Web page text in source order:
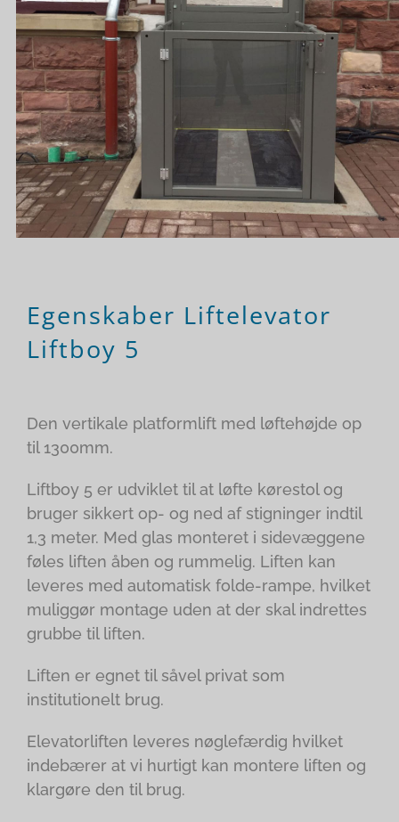
Egenskaber Liftelevator
Liftboy 5
Den vertikale platformlift med løftehøjde op
til 1300mm.
Liftboy 5 er udviklet til at løfte kørestol og
bruger sikkert op- og ned af stigninger indtil
1,3 meter. Med glas monteret i sidevæggene
føles liften åben og rummelig. Liften kan
leveres med automatisk folde-rampe, hvilket
muliggør montage uden at der skal indrettes
grubbe til liften.
Liften er egnet til såvel privat som
institutionelt brug.
Elevatorliften leveres nøglefærdig hvilket
indebærer at vi hurtigt kan montere liften og
klargøre den til brug.